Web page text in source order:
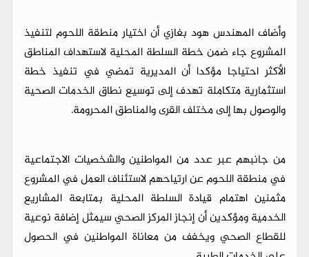
وأضاف المهندس هود بغازي أن اختيار منطقة اللحوم لتنفيذ
المشروع جاء ضمن خطة السلطة المحلية لاستهداف المناطق
الأكثر احتياجا مؤكدا أن المديرية تمضي في تنفيذ خطة
استثمارية متكاملة تهدف إلى توسيع نطاق الخدمات الصحية
والوصول بها إلى مختلف القرى والمناطق المحرومة.
من جانبهم عبر عدد من المواطنين والشخصيات الاجتماعية
في منطقة اللحوم عن ارتياحهم لاستئناف العمل في المشروع
مثمنين اهتمام قيادة السلطة المحلية بمتابعة المشاريع
الخدمية ومؤكدين أن إنجاز المركز الصحي سيمثل إضافة نوعية
للقطاع الصحي ويخفف من معاناة المواطنين في الحصول